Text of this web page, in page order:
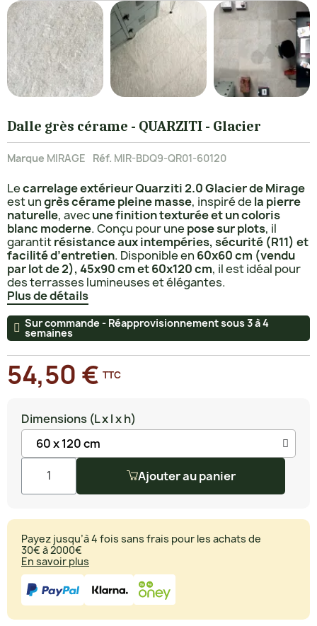
Dalle grès cérame - QUARZITI - Glacier
Marque MIRAGE Réf. MIR-BDQ9-QR01-60120
Lecarrelage extérieur Quarziti 2.0 Glacier de Mirage
est ungrès cérame pleine masse, inspiré de la pierre
naturelle, avecune finition texturée et un coloris
blanc moderne. Conçu pour une pose sur plots, il
garantitrésistance aux intempéries, sécurité (R11) et
facilité d’entretien. Disponible en 60x60 cm (vendu
par lot de 2), 45x90 cm et 60x120 cm, il est idéal pour
des terrasses lumineuses et élégantes.
Plus de détails
Sur commande - Réapprovisionnement sous 3 à 4
semaines
54,50 € TTC
Dimensions (L x l x h)
Ajouter au panier
Payez jusqu’à 4 fois sans frais pour les achats de
30€ à 2000€
En savoir plus